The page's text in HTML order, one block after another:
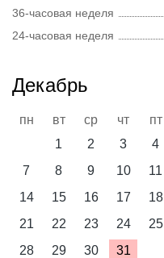
36-часовая неделя
24-часовая неделя
Декабрь
пн вт ср чт пт
1
2 3 4
7
8 9 10 11
14
15 16 17 18
21
22 23 24 25
28
29 30 31